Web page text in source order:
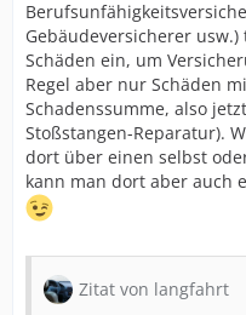
Gebäudeversicherer
Schäden ein, um
Regel aber nur Schäden
Schadenssumme, also
Stoßstangen-Reparatur).
dort über einen selbst
kann man dort aber auch
Zitat von langfahrt